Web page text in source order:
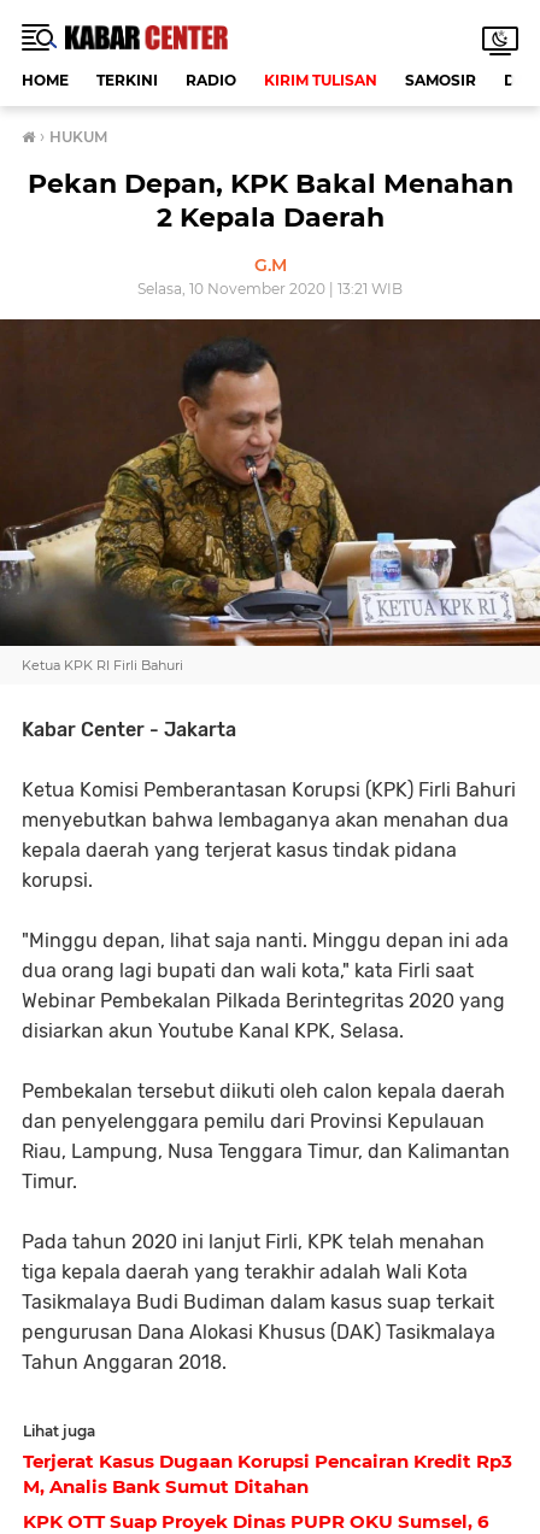
HOME TERKINI RADIO KIRIM TULISAN SAMOSIR
› HUKUM
Pekan Depan, KPK Bakal Menahan
2 Kepala Daerah
G.M
Selasa, 10 November 2020 | 13:21 WIB
Ketua KPK RI Firli Bahuri
Kabar Center - Jakarta
Ketua Komisi Pemberantasan Korupsi (KPK) Firli Bahuri
menyebutkan bahwa lembaganya akan menahan dua
kepala daerah yang terjerat kasus tindak pidana
korupsi.
"Minggu depan, lihat saja nanti. Minggu depan ini ada
dua orang lagi bupati dan wali kota," kata Firli saat
Webinar Pembekalan Pilkada Berintegritas 2020 yang
disiarkan akun Youtube Kanal KPK, Selasa.
Pembekalan tersebut diikuti oleh calon kepala daerah
dan penyelenggara pemilu dari Provinsi Kepulauan
Riau, Lampung, Nusa Tenggara Timur, dan Kalimantan
Timur.
Pada tahun 2020 ini lanjut Firli, KPK telah menahan
tiga kepala daerah yang terakhir adalah Wali Kota
Tasikmalaya Budi Budiman dalam kasus suap terkait
pengurusan Dana Alokasi Khusus (DAK) Tasikmalaya
Tahun Anggaran 2018.
Lihat juga
Terjerat Kasus Dugaan Korupsi Pencairan Kredit Rp3
M, Analis Bank Sumut Ditahan
KPK OTT Suap Proyek Dinas PUPR OKU Sumsel, 6